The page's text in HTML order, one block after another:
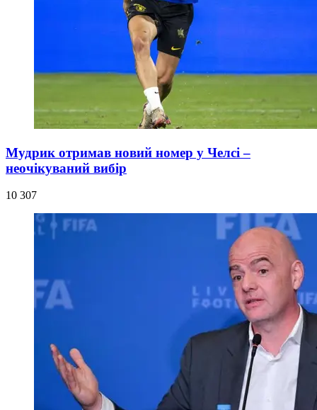
Мудрик отримав новий номер у Челсі –
неочікуваний вибір
10 307